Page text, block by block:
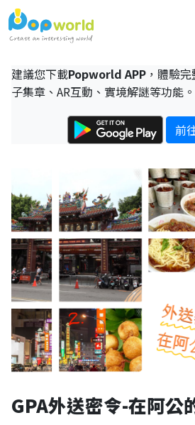
建議您下載Popworld APP ，體驗
子集章、AR互動、實境解謎等功能。
前
GPA外送密令-在阿公